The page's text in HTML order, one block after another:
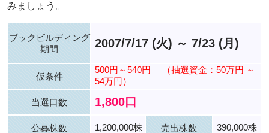
みましょう。
ブックビルディング
期間
2007/7/17 (火) ～ 7/23 (月)
仮条件
500円～540円
（抽選資金：50万円 ～
54万円）
当選口数 1,800口
公募株数 1,200,000株 売出株数 390,000株